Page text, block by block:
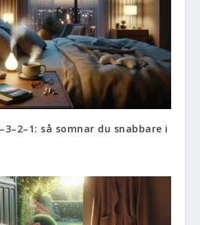
så somnar du snabbare i